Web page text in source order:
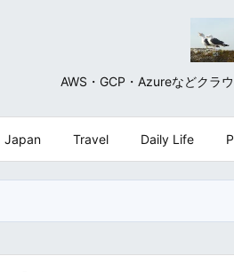
AWS・GCP・Azureなどクラ
Japan Travel Daily Life